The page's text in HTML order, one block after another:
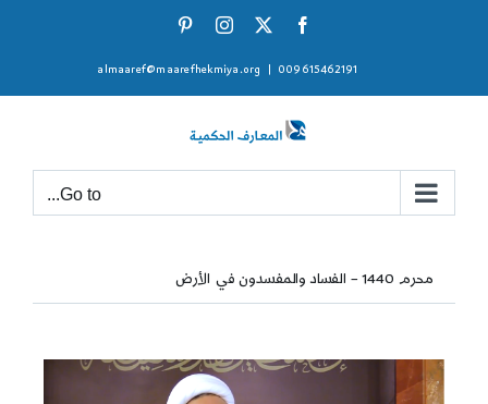
Facebook
X
Instagram
009615462191
almaaref@maarefhekmiya.org
Go to...
محرم 1440 – الفساد والمفسدون في الأرض